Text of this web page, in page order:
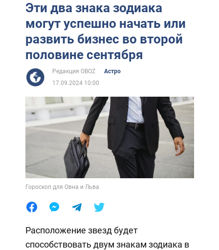
Эти два знака зодиака
могут успешно начать или
развить бизнес во второй
половине сентября
Редакция OBOZ
Астро
17.09.2024 10:00
Гороскоп для Овна и Льва
Расположение звезд будет
способствовать двум знакам зодиака в